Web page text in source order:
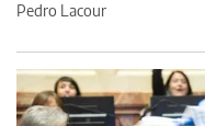
Pedro Lacour